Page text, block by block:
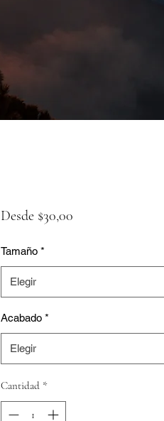
Desde $30,00Precio
Tamaño *
Elegir
Acabado *
Elegir
Cantidad *